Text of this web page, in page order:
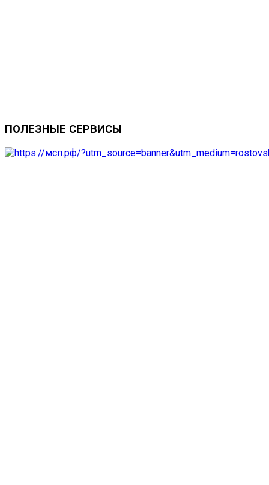
ПОЛЕЗНЫЕ СЕРВИСЫ